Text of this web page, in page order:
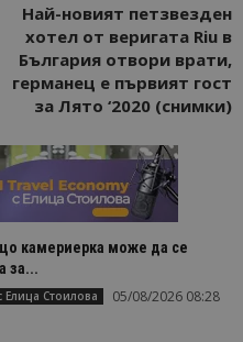
Най-новият петзвезден
хотел от веригата Riu в
България отвори врати,
германец е първият гост
за Лято ‘2020 (снимки)
камериерка може да се
за...
Елица Стоилова 05/08/2026 08:28